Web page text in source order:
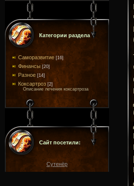
Категории раздела
Саморазвитие [16]
Финансы [20]
Разное [14]
Коксартроз [2]
Описание лечения коксартроза
Сайт посетили:
Сутенёр